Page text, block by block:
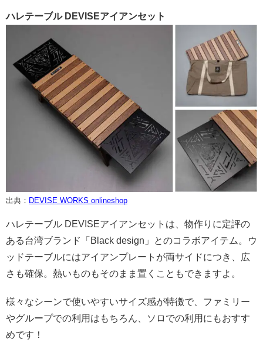
ハレテーブル DEVISEアイアンセット
出典： DEVISE WORKS onlineshop
ハレテーブル DEVISEアイアンセットは、物作りに定評の
ある台湾ブランド「Black design」とのコラボアイテム。ウ
ッドテーブルにはアイアンプレートが両サイドにつき、広
さも確保。熱いものもそのまま置くこともできますよ。
様々なシーンで使いやすいサイズ感が特徴で、ファミリー
やグループでの利用はもちろん、ソロでの利用にもおすす
めです！